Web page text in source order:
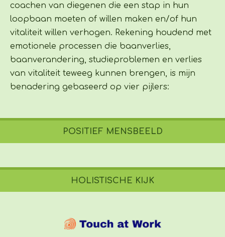
coachen van diegenen die een stap in hun
loopbaan moeten of willen maken en/of hun
vitaliteit willen verhogen. Rekening houdend met
emotionele processen die baanverlies,
baanverandering, studieproblemen en verlies
van vitaliteit teweeg kunnen brengen, is mijn
benadering gebaseerd op vier pijlers:
POSITIEF MENSBEELD
HOLISTISCHE KIJK